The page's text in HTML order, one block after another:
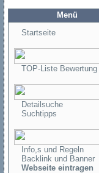
Menü
Startseite
TOP-Liste Bewertung
Detailsuche
Suchtipps
Info,s und Regeln
Backlink und Banner
Webseite eintragen